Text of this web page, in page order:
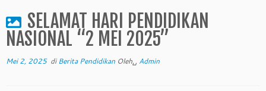
SELAMAT HARI PENDIDIKAN
NASIONAL “2 MEI 2025”
Mei 2, 2025diBerita Pendidikan Oleh␣ Admin